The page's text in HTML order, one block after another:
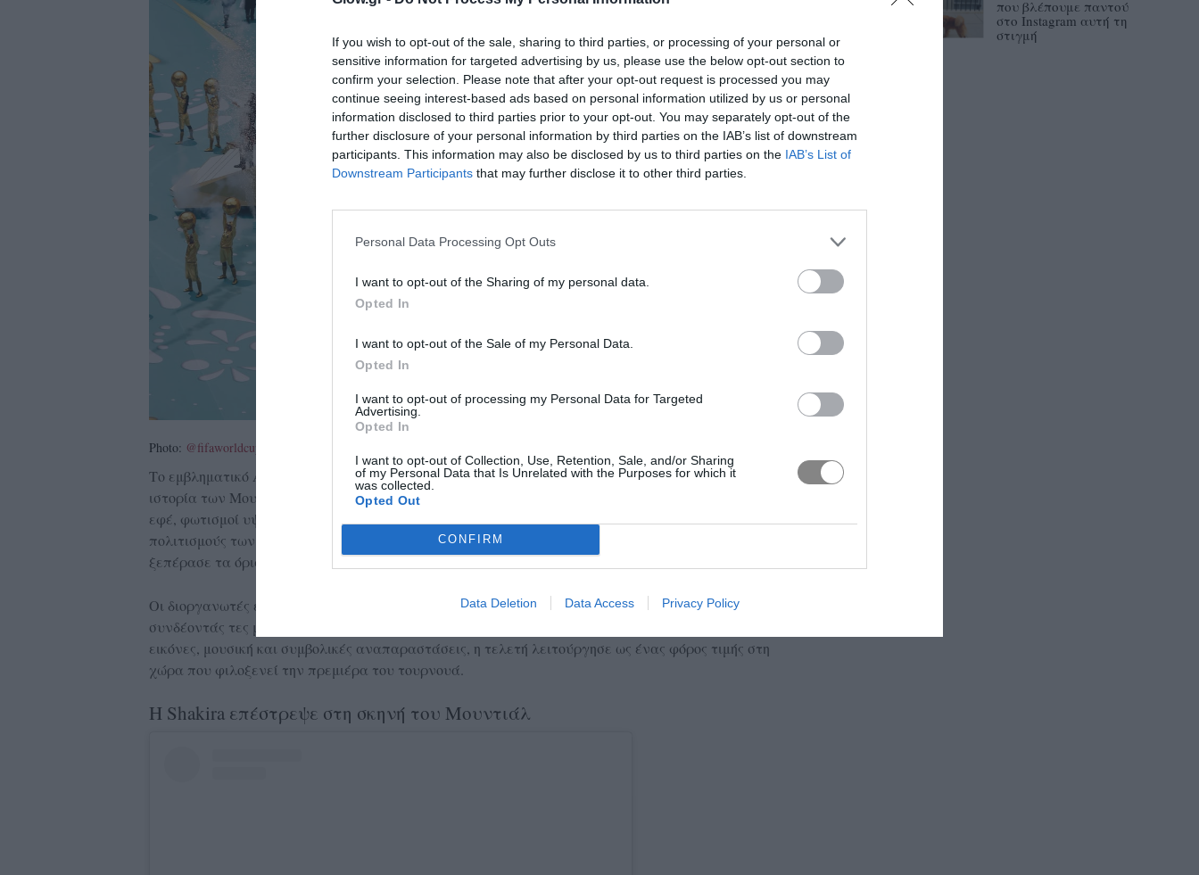
If you wish to opt-out of the sale, sharing to third parties, or processing of your personal or
sensitive information for targeted advertising by us, please use the below opt-out section to
confirm your selection. Please note that after your opt-out request is processed you may
continue seeing interest-based ads based on personal information utilized by us or personal
information disclosed to third parties prior to your opt-out. You may separately opt-out of the
further disclosure of your personal information by third parties on the IAB’s list of downstream
participants. This information may also be disclosed by us to third parties on the IAB’s List of
Downstream Participants that may further disclose it to other third parties.
Personal Data Processing Opt Outs
I want to opt-out of the Sharing of my personal data.
Opted In
I want to opt-out of the Sale of my Personal Data.
Opted In
I want to opt-out of processing my Personal Data for Targeted
Advertising.
Opted In
I want to opt-out of Collection, Use, Retention, Sale, and/or Sharing
of my Personal Data that Is Unrelated with the Purposes for which it
was collected.
Opted Out
CONFIRM
Data Deletion Data Access Privacy Policy
Photo: @fifaworldcup
Tο εμβληματικό Αζτέκα, το οποίο έχει συνδεθεί με μερικές από τις σημαντικότερες στιγμές στην
ιστορία των Μουντιάλ, μετατράπηκε σε ένα τεράστιο σκηνικό θεάματος. Εντυπωσιακά οπτικά
εφέ, φωτισμοί υψηλής τεχνολογίας και χορογραφίες εμπνευσμένες από τους αρχαίους
πολιτισμούς των Μάγια και των Αζτέκων συνέθεσαν ένα πολυδιάστατο καλλιτεχνικό γεγονός που
ξεπέρασε τα όρια μιας συνηθισμένης αθλητικής τελετής.
Οι διοργανωτές επέλεξαν να αναδείξουν την ιστορία και την πολιτιστική ταυτότητα του Μεξικού,
συνδέοντάς τες με τη σύγχρονη εποχή και τον παγκόσμιο χαρακτήρα της διοργάνωσης. Μέσα από
εικόνες, μουσική και συμβολικές αναπαραστάσεις, η τελετή λειτούργησε ως ένας φόρος τιμής στη
χώρα που φιλοξενεί την πρεμιέρα του τουρνουά.
Η Shakira επέστρεψε στη σκηνή του Μουντιάλ
που βλέπουμε παντού
στο Instagram αυτή τη
στιγμή